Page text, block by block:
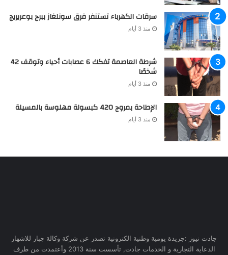
سرقات الكهرباء تستنفر فرق سونلغاز ببرج بوعريريج
منذ 3 أيام
شرطة العاصمة تفكك 6 عصابات أحياء وتوقف 42
شخصًا
منذ 3 أيام
الإطاحة بمروج 420 كبسولة مهلوسة بالمسيلة
منذ 3 أيام
جادت نيوز :جريدة يومية وطنية الكترونية تصدر عن شركة وكالة جبار للاشهار
الدعاية التجارية و الخدمات جادت, تأسست سنة 2013 وأعتمدت من طرف